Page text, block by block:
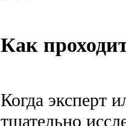
Как
Когда эксперт
тщательно